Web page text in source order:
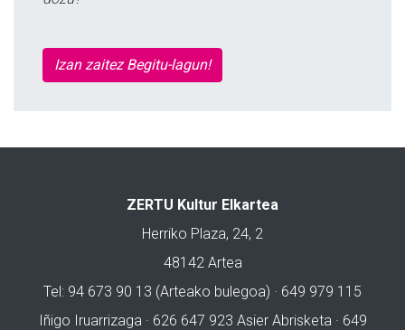
Izan zaitez Begitu-lagun!
ZERTU Kultur Elkartea
Herriko Plaza, 24, 2
48142 Artea
Tel: 94 673 90 13 (Arteako bulegoa) · 649 979 115
Iñigo Iruarrizaga · 626 647 923 Asier Abrisketa · 649